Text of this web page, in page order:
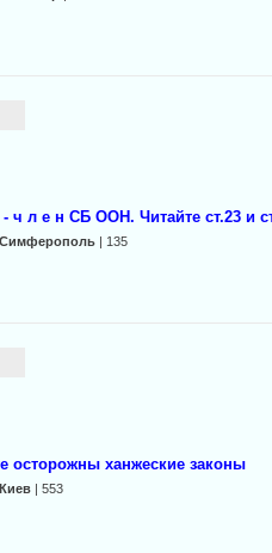
ч л е н СБ ООН. Читайте ст.23 и
Симферополь| 135
осторожны ханжеские законы
Киев| 553